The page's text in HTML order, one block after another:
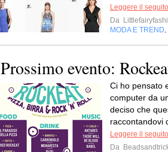
Leggere il seguito
Da
MODA E TREND
Prossimo evento:
Ci ho pensato
computer da
deciso che
raccontandovi
Leggere il seguito
Da